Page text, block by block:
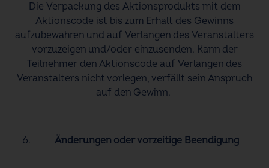
Die Verpackung des Aktionsprodukts mit dem
Aktionscode ist bis zum Erhalt des Gewinns
aufzubewahren und auf Verlangen des Veranstalters
vorzuzeigen und/oder einzusenden. Kann der
Teilnehmer den Aktionscode auf Verlangen des
Veranstalters nicht vorlegen, verfällt sein Anspruch
auf den Gewinn.
Änderungen oder vorzeitige Beendigung